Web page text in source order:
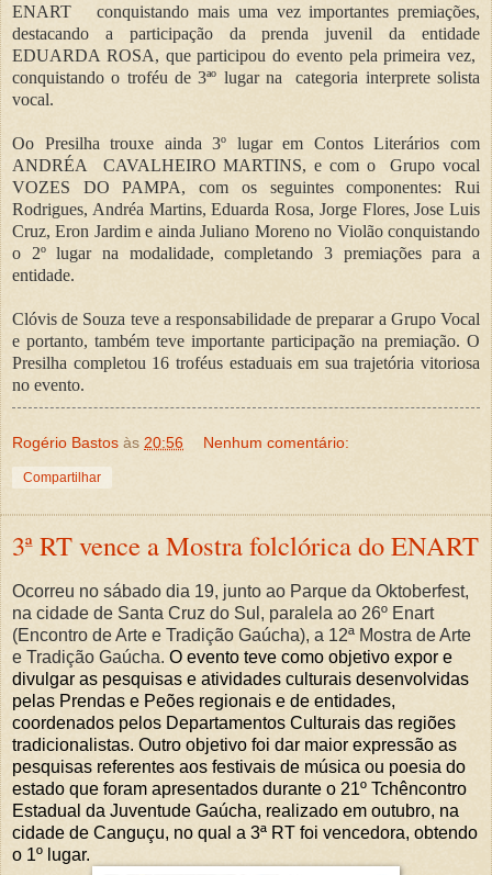
ENART conquistando mais uma vez importantes premiações,
destacando a participação da prenda juvenil da entidade
EDUARDA ROSA, que participou do evento pela primeira vez,
conquistando o troféu de 3ªº lugar na categoria interprete solista
vocal.
Oo Presilha trouxe ainda 3º lugar em Contos Literários com
ANDRÉA CAVALHEIRO MARTINS, e com o Grupo vocal
VOZES DO PAMPA, com os seguintes componentes: Rui
Rodrigues, Andréa Martins, Eduarda Rosa, Jorge Flores, Jose Luis
Cruz, Eron Jardim e ainda Juliano Moreno no Violão conquistando
o 2º lugar na modalidade, completando 3 premiações para a
entidade.
Clóvis de Souza teve a responsabilidade de preparar a Grupo Vocal
e portanto, também teve importante participação na premiação. O
Presilha completou 16 troféus estaduais em sua trajetória vitoriosa
no evento.
Rogério Bastos às 20:56 Nenhum comentário:
Compartilhar
3ª RT vence a Mostra folclórica do ENART
Ocorreu no sábado dia 19, junto ao Parque da Oktoberfest,
na cidade de Santa Cruz do Sul, paralela ao 26º Enart
(Encontro de Arte e Tradição Gaúcha), a 12ª Mostra de Arte
e Tradição Gaúcha. O evento teve como objetivo expor e
divulgar as pesquisas e atividades culturais desenvolvidas
pelas Prendas e Peões regionais e de entidades,
coordenados pelos Departamentos Culturais das regiões
tradicionalistas. Outro objetivo foi dar maior expressão as
pesquisas referentes aos festivais de música ou poesia do
estado que foram apresentados durante o 21º Tchêncontro
Estadual da Juventude Gaúcha, realizado em outubro, na
cidade de Canguçu, no qual a 3ª RT foi vencedora, obtendo
o 1º lugar.